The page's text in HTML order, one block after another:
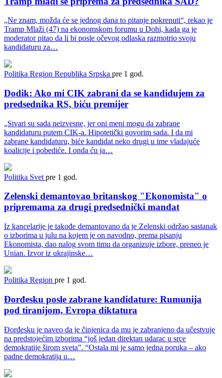
„Ne znam, možda će se jednog dana to pitanje pokrenuti“, rekao je
Tramp Mlaži (47) na ekonomskom forumu u Dohi, kada ga je
moderator pitao da li bi posle očevog odlaska razmotrio svoju
kandidaturu za…
Politika Region Republika Srpska pre 1 god.
Dodik: Ako mi CIK zabrani da se kandidujem za
predsednika RS, biću premijer
„Stvari su sada neizvesne, jer oni meni mogu da zabrane
kandidaturu putem CIK-a. Hipotetički govorim sada. I da mi
zabrane kandidaturu, biće kandidat neko drugi u ime vladajuće
koalicije i pobediće. I onda ću ja…
Politika Svet pre 1 god.
Zelenski demantovao britanskog "Ekonomista" o
pripremama za drugi predsednički mandat
Iz kancelarije je takođe demantovano da je Zelenski održao sastanak
o izborima u julu na kojem je on navodno, prema pisanju
Ekonomista, dao nalog svom timu da organizuje izbore, preneo je
Unian. Izvor iz ukrajinske…
Politika Region pre 1 god.
Đorđesku posle zabrane kandidature: Rumunija
pod tiranijom, Evropa diktatura
Đorđesku je naveo da je činjenica da mu je zabranjeno da učestvuje
na predstojećim izborima “još jedan direktan udarac u srce
demokratije širom sveta”. “Ostala mi je samo jedna poruka – ako
padne demokratija u…